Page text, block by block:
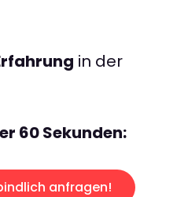
in der
60 Sekunden:
anfragen!